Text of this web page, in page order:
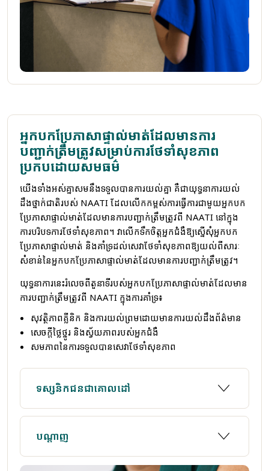
អ្នកបកប្រែភាសាផ្ទាល់មាត់ដែលមានការ
បញ្ជាក់ត្រឹមត្រូវសម្រាប់ការថែទាំសុខភាព
ប្រកបដោយសមធម៌
យើងទាំងអស់គ្នាសមនឹងទទួលបានការយល់គ្នា គឺជាយុទ្ធនាការយល់
ដឹងថ្នាក់ជាតិរបស់ NAATI ដែលលើកកម្ពស់ការធ្វើការជាមួយអ្នកបក
ប្រែភាសាផ្ទាល់មាត់ដែលមានការបញ្ជាក់ត្រឹមត្រូវពី NAATI នៅក្នុង
ការបរិបទការថែទាំសុខភាព។ វាលើកទឹកចិត្តអ្នកជំងឺឱ្យស្នើសុំអ្នកបក
ប្រែភាសាផ្ទាល់មាត់ និងគាំទ្រដល់សេវាថែទាំសុខភាពឱ្យយល់ពីសារៈ
សំខាន់នៃអ្នកបកប្រែភាសាផ្ទាល់មាត់ដែលមានការបញ្ជាក់ត្រឹមត្រូវ។
យុទ្ធនាការនេះរំលេចពីតួនាទីរបស់អ្នកបកប្រែភាសាផ្ទាល់មាត់ដែលមាន
ការបញ្ជាក់ត្រឹមត្រូវពី NAATI ក្នុងការគាំទ្រ៖
សុវត្ថិភាពគ្លីនិក និងការយល់ព្រមដោយមានការយល់ដឹងព័ត៌មាន
សេចក្តីថ្លៃថ្នូរ និងស្វ័យភាពរបស់អ្នកជំងឺ
សមភាពនៃការទទួលបានសេវាថែទាំសុខភាព
ទស្សនិកជនជាគោលដៅ
បណ្ដាញ